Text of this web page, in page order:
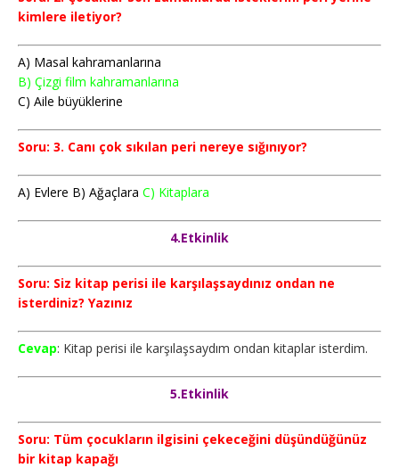
kimlere iletiyor?
A) Masal kahramanlarına
B) Çizgi film kahramanlarına
C) Aile büyüklerine
Soru: 3. Canı çok sıkılan peri nereye sığınıyor?
A) Evlere B) Ağaçlara C) Kitaplara
4.Etkinlik
Soru: Siz kitap perisi ile karşılaşsaydınız ondan ne
isterdiniz? Yazınız
Cevap: Kitap perisi ile karşılaşsaydım ondan kitaplar isterdim.
5.Etkinlik
Soru: Tüm çocukların ilgisini çekeceğini düşündüğünüz
bir kitap kapağı